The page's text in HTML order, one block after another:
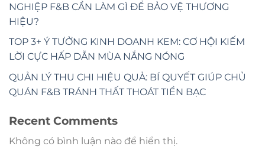
NGHIỆP F&B CẦN LÀM GÌ ĐỂ BẢO VỆ THƯƠNG
HIỆU?
TOP 3+ Ý TƯỞNG KINH DOANH KEM: CƠ HỘI KIẾM
LỜI CỰC HẤP DẪN MÙA NẮNG NÓNG
QUẢN LÝ THU CHI HIỆU QUẢ: BÍ QUYẾT GIÚP CHỦ
QUÁN F&B TRÁNH THẤT THOÁT TIỀN BẠC
Recent Comments
Không có bình luận nào để hiển thị.